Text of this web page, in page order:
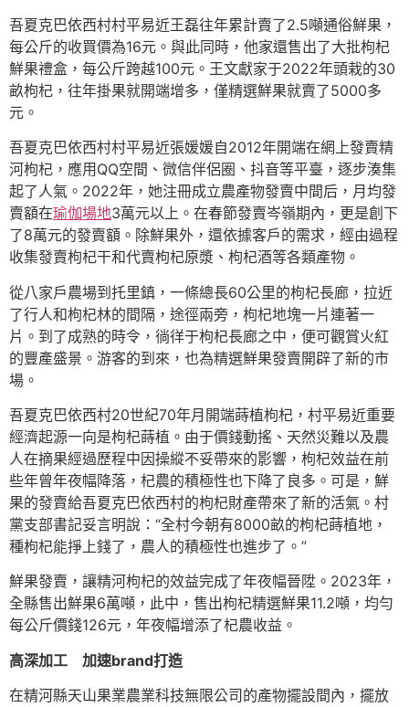
吾夏克巴依西村村平易近王磊往年累計賣了2.5噸通俗鮮果，
每公斤的收買價為16元。與此同時，他家還售出了大批枸杞
鮮果禮盒，每公斤跨越100元。王文獻家于2022年頭栽的30
畝枸杞，往年掛果就開端增多，僅精選鮮果就賣了5000多
元。
吾夏克巴依西村村平易近張媛媛自2012年開端在網上發賣精
河枸杞，應用QQ空間、微信伴侶圈、抖音等平臺，逐步湊集
起了人氣。2022年，她注冊成立農產物發賣中間后，月均發
賣額在瑜伽場地3萬元以上。在春節發賣岑嶺期內，更是創下
了8萬元的發賣額。除鮮果外，還依據客戶的需求，經由過程
收集發賣枸杞干和代賣枸杞原漿、枸杞酒等各類產物。
從八家戶農場到托里鎮，一條總長60公里的枸杞長廊，拉近
了行人和枸杞林的間隔，途徑兩旁，枸杞地塊一片連著一
片。到了成熟的時令，徜徉于枸杞長廊之中，便可觀賞火紅
的豐產盛景。游客的到來，也為精選鮮果發賣開辟了新的市
場。
吾夏克巴依西村20世紀70年月開端蒔植枸杞，村平易近重要
經濟起源一向是枸杞蒔植。由于價錢動搖、天然災難以及農
人在摘果經過歷程中因操縱不妥帶來的影響，枸杞效益在前
些年曾年夜幅降落，杞農的積極性也下降了良多。可是，鮮
果的發賣給吾夏克巴依西村的枸杞財產帶來了新的活氣。村
黨支部書記妥言明說：“全村今朝有8000畝的枸杞蒔植地，
種枸杞能掙上錢了，農人的積極性也進步了。”
鮮果發賣，讓精河枸杞的效益完成了年夜幅晉陞。2023年，
全縣售出鮮果6萬噸，此中，售出枸杞精選鮮果11.2噸，均勻
每公斤價錢126元，年夜幅增添了杞農收益。
高深加工 加速brand打造
在精河縣天山果業農業科技無限公司的產物擺設間內，擺放